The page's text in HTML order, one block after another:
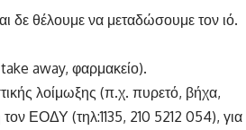
δε θέλουμε να μεταδώσουμε τον ιό.
away, φαρμακείο).
λοίμωξης (π.χ. πυρετό, βήχα,
ΕΟΔΥ (τηλ:1135, 210 5212 054), για